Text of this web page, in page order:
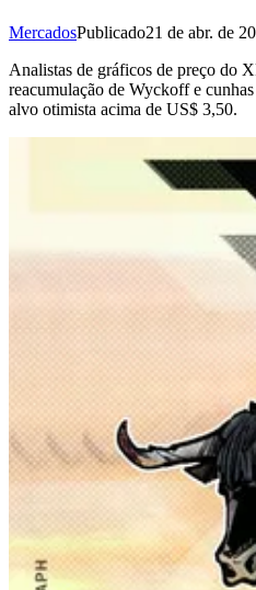
MercadosPublicado21 de abr. de
Analistas de gráficos de preço do
reacumulação de Wyckoff e
alvo otimista acima de US$ 3,50.